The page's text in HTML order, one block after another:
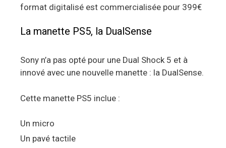
format digitalisé est commercialisée pour 399€
La manette PS5, la DualSense
Sony n’a pas opté pour une Dual Shock 5 et à
innové avec une nouvelle manette : la DualSense.
Cette manette PS5 inclue :
Un micro
Un pavé tactile